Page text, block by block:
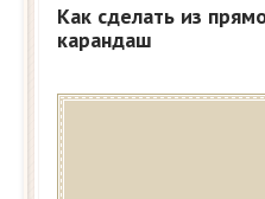
Как сделать из
карандаш